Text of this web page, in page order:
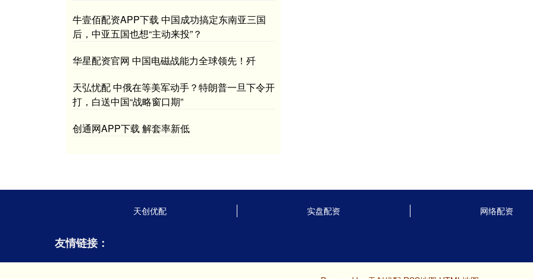
牛壹佰配资APP下载 中国成功搞定东南亚三国
后，中亚五国也想“主动来投”？
华星配资官网 中国电磁战能力全球领先！歼
天弘忧配 中俄在等美军动手？特朗普一旦下令开
打，白送中国“战略窗口期”
创通网APP下载 解套率新低
天创优配 实盘配资 网络配资
友情链接：